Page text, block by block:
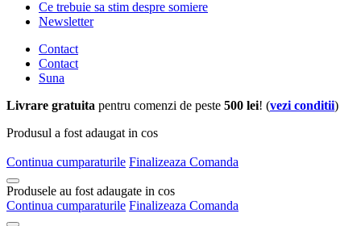
Ce trebuie sa stim despre somiere
Newsletter
Contact
Contact
Suna
Livrare gratuita pentru comenzi de peste 500 lei! (vezi conditii)
Produsul a fost adaugat in cos
Continua cumparaturile Finalizeaza Comanda
Produsele au fost adaugate in cos
Continua cumparaturile Finalizeaza Comanda